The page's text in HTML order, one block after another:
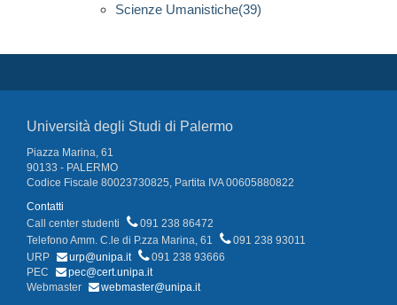
Scienze Umanistiche(39)
Università degli Studi di Palermo
Piazza Marina, 61
90133 - PALERMO
Codice Fiscale 80023730825, Partita IVA 00605880822
Contatti
Call center studenti
091 238 86472
Telefono Amm. C.le di P.zza Marina, 61
091 238 93011
URP
urp@unipa.it
091 238 93666
PEC
pec@cert.unipa.it
Webmaster
webmaster@unipa.it